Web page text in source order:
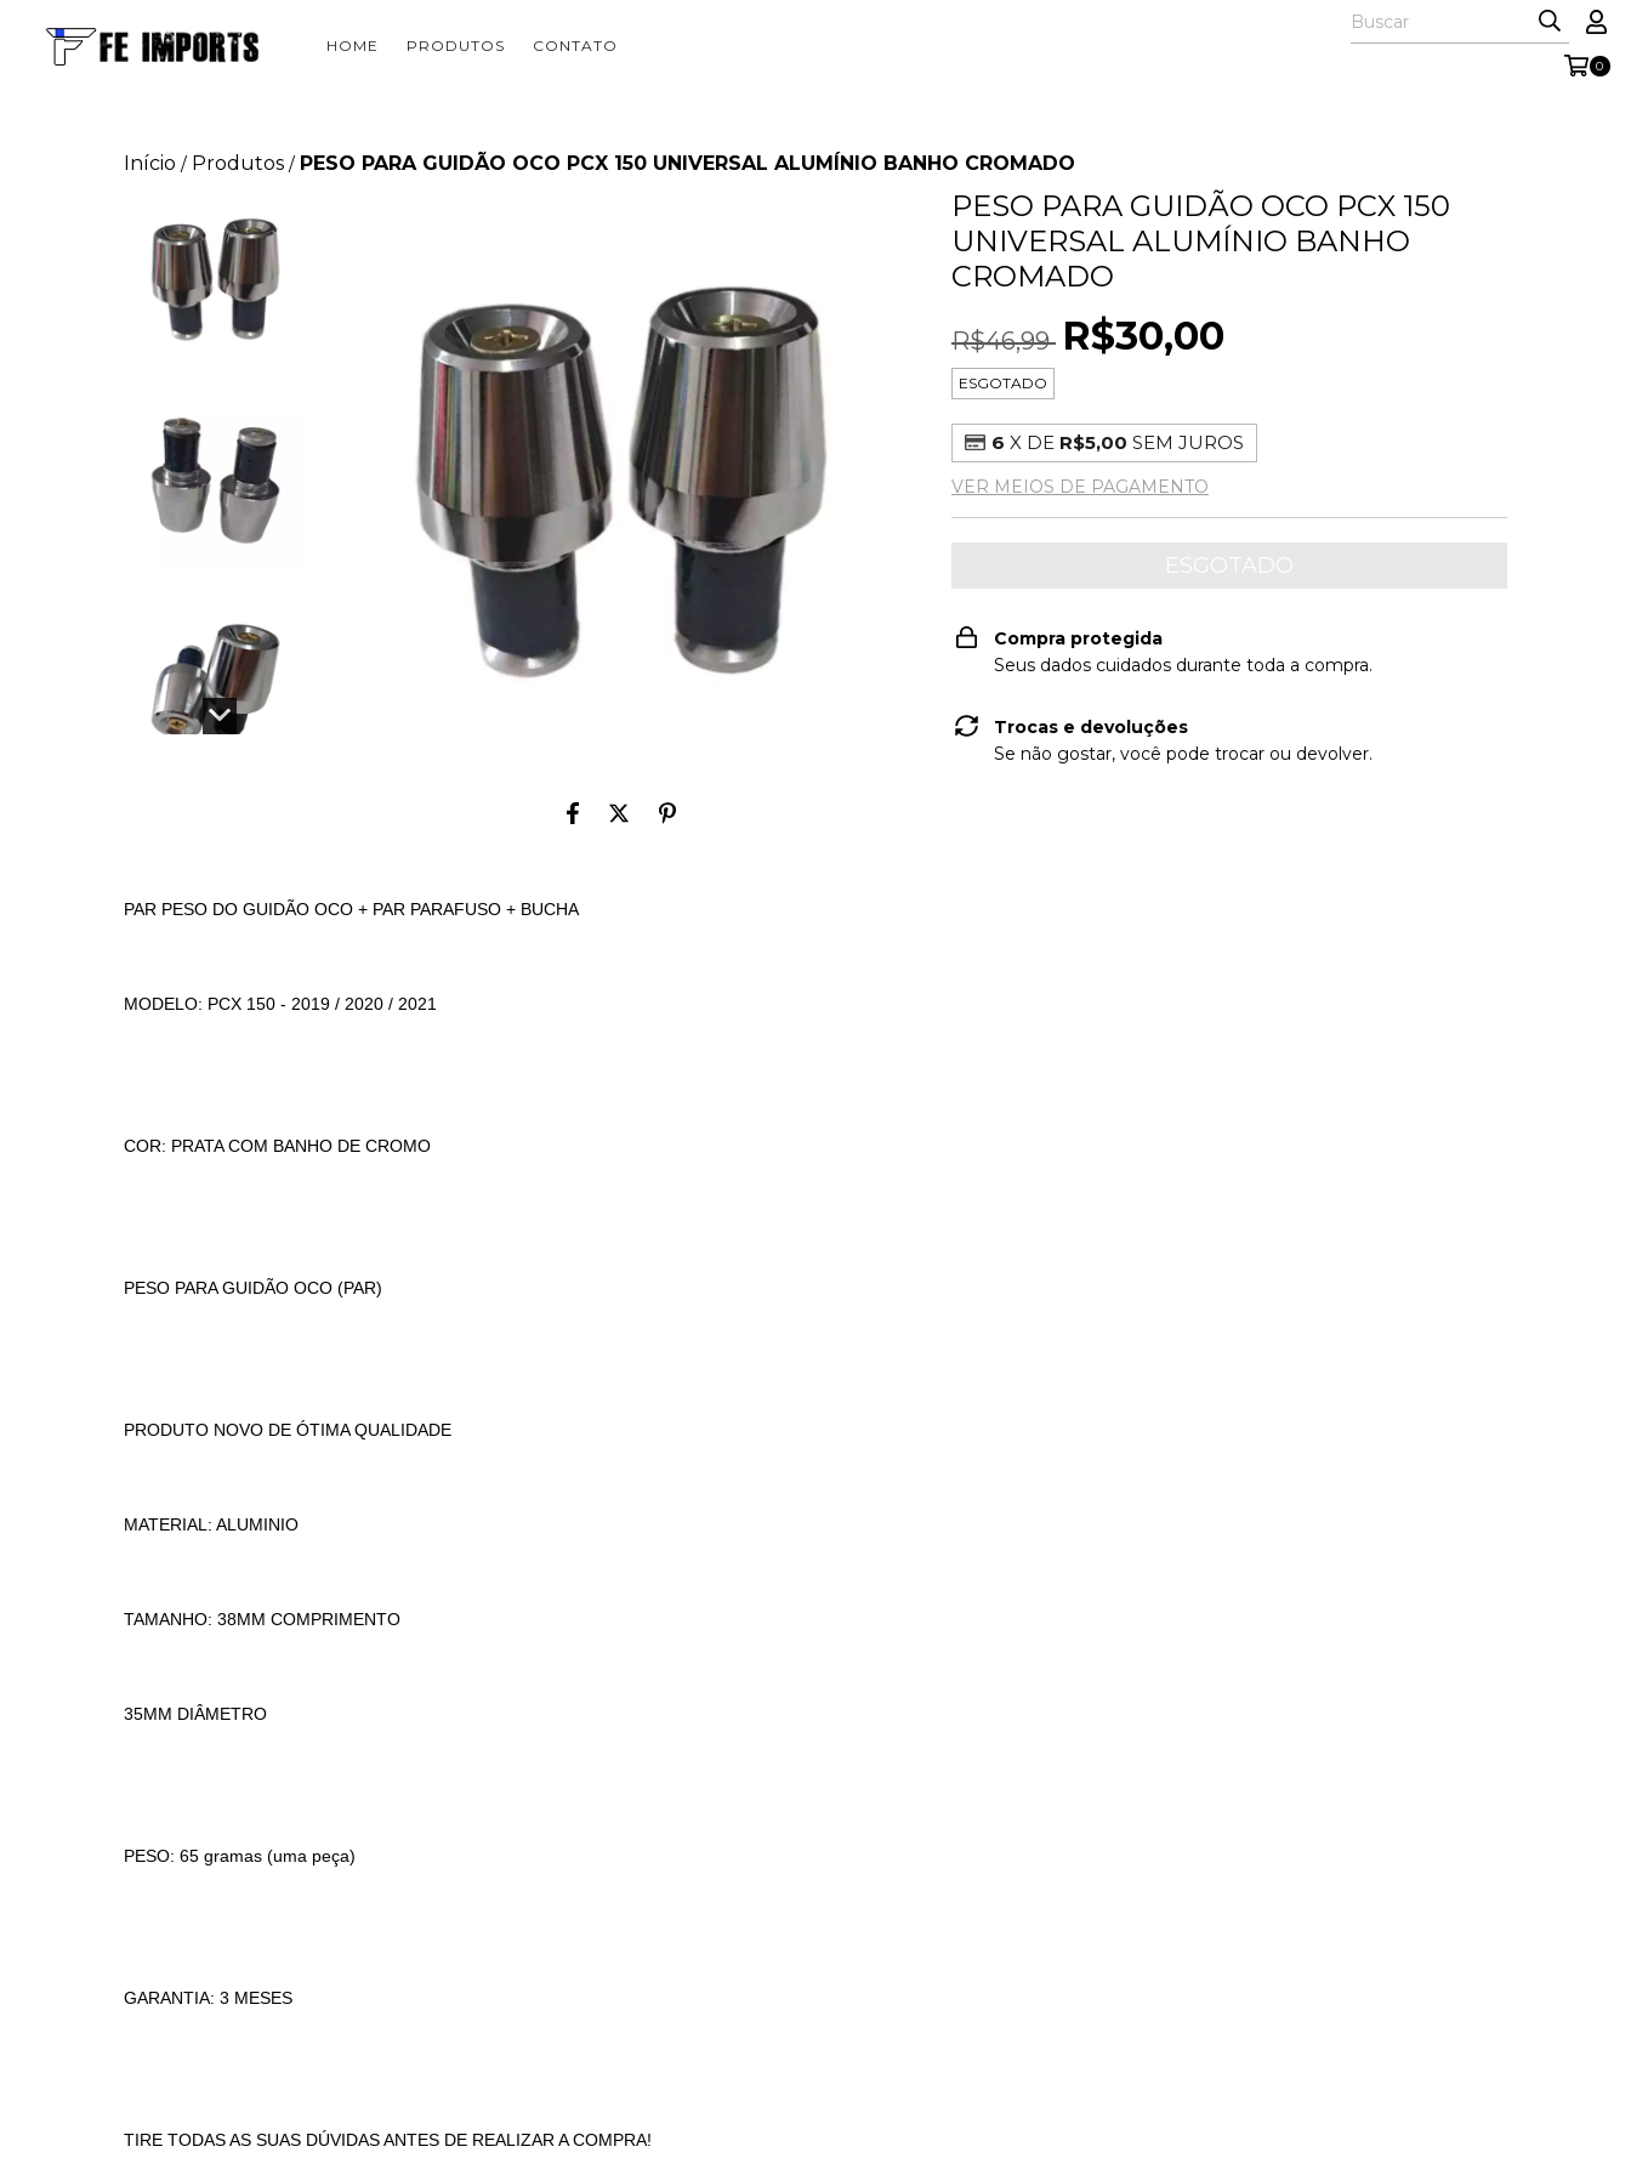
HOME PRODUTOS CONTATO
0
Início / Produtos / PESO PARA GUIDÃO OCO PCX 150 UNIVERSAL ALUMÍNIO BANHO CROMADO
PAR PESO DO GUIDÃO OCO + PAR PARAFUSO + BUCHA
MODELO: PCX 150 - 2019 / 2020 / 2021
COR: PRATA COM BANHO DE CROMO
PESO PARA GUIDÃO OCO (PAR)
PRODUTO NOVO DE ÓTIMA QUALIDADE
MATERIAL: ALUMINIO
TAMANHO: 38MM COMPRIMENTO
35MM DIÂMETRO
PESO: 65 gramas (uma peça)
GARANTIA: 3 MESES
TIRE TODAS AS SUAS DÚVIDAS ANTES DE REALIZAR A COMPRA!
PESO PARA GUIDÃO OCO PCX 150
UNIVERSAL ALUMÍNIO BANHO
CROMADO
R$46,99 R$30,00
ESGOTADO
6 X DE R$5,00 SEM JUROS
VER MEIOS DE PAGAMENTO
Compra protegida
Seus dados cuidados durante toda a compra.
Trocas e devoluções
Se não gostar, você pode trocar ou devolver.